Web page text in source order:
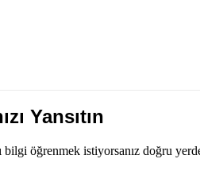
Yansıtın
bilgi öğrenmek istiyorsanız doğru